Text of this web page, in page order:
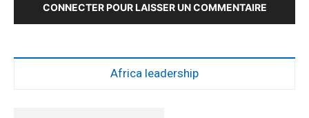
CONNECTER POUR LAISSER UN COMMENTAIRE
Africa leadership